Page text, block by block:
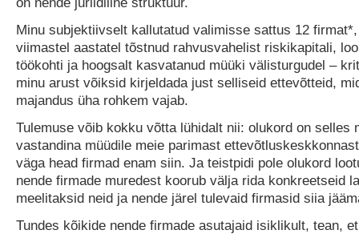
Minu subjektiivselt kallutatud valimisse sattus 12
viimastel aastatel tõstnud rahvusvahelist riskikapitali,
töökohti ja hoogsalt kasvatanud müüki välisturgudel –
minu arust võiksid kirjeldada just selliseid ettevõtteid,
majandus üha rohkem vajab.
Tulemuse võib kokku võtta lühidalt nii: olukord on selles
vastandina müüdile meie parimast
väga head firmad enam siin. Ja teistpidi pole olukord
nende firmade muredest koorub välja rida konkreetseid
meelitaksid neid ja nende järel tulevaid firmasid siia
Tundes kõikide nende firmade asutajaid isiklikult, tean,